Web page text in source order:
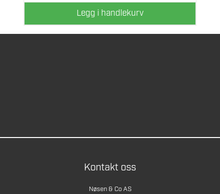
Legg i handlekurv
Kontakt oss
Nøsen & Co AS